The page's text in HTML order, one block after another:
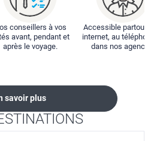
conseillers à vos
avant, pendant et
après le voyage.
Accessible partout :
internet, au
dans nos
savoir plus